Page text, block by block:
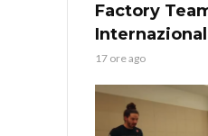
Factory
17 ore ago